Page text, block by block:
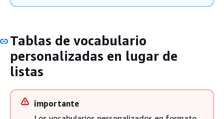
Tablas de vocabulario
personalizadas en lugar de
listas
importante